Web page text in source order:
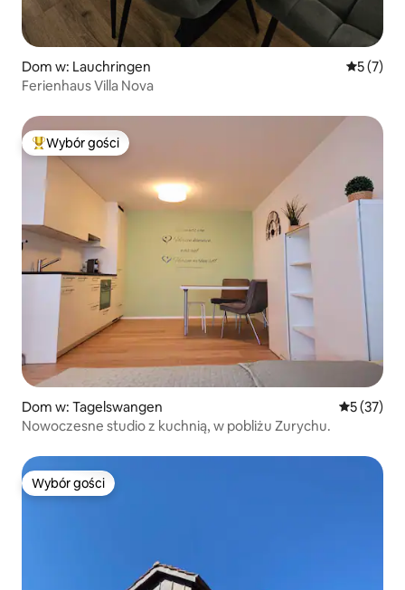
Dom w: Lauchringen Średnia
5 (7)
Ferienhaus Villa Nova
Najpopularniejsze z kategorii Wybór gości
Wybór gości
Dom w: Tagelswangen Średnia
5 (37)
Nowoczesne studio z kuchnią, w pobliżu Zurychu.
Wybór gości
Wybór gości